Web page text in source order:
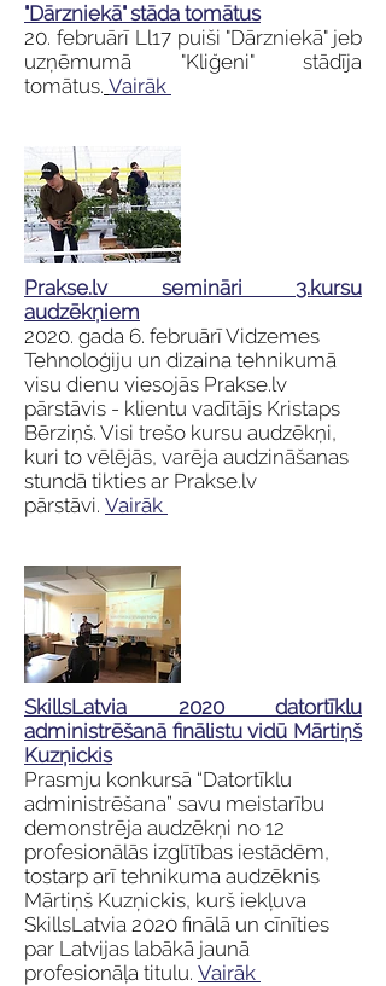
"Dārzniekā" stāda tomātus
20. februārī Ll17 puiši "Dārzniekā" jeb
uzņēmumā "Kliğeni" stādīja
tomātus. Vairāk
Prakse.lv semināri 3.kursu
audzēkņiem
2020. gada 6. februārī Vidzemes
Tehnoloģiju un dizaina tehnikumā
visu dienu viesojās Prakse.lv
pārstāvis - klientu vadītājs Kristaps
Bērziņš. Visi trešo kursu audzēkņi,
kuri to vēlējās, varēja audzināšanas
stundā tikties ar Prakse.lv
pārstāvi. Vairāk
SkillsLatvia 2020 datortīklu
administrēšanā finālistu vidū Mārtiņš
Kuzņickis
Prasmju konkursā “Datortīklu
administrēšana” savu meistarību
demonstrēja audzēkņi no 12
profesionālās izglītības iestādēm,
tostarp arī tehnikuma audzēknis
Mārtiņš Kuzņickis, kurš iekļuva
SkillsLatvia 2020 finālā un cīnīties
par Latvijas labākā jaunā
profesionāļa titulu. Vairāk